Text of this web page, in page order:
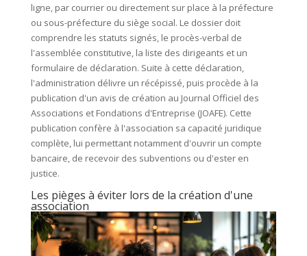
ligne, par courrier ou directement sur place à la préfecture
ou sous-préfecture du siège social. Le dossier doit
comprendre les statuts signés, le procès-verbal de
l'assemblée constitutive, la liste des dirigeants et un
formulaire de déclaration. Suite à cette déclaration,
l'administration délivre un récépissé, puis procède à la
publication d'un avis de création au Journal Officiel des
Associations et Fondations d'Entreprise (JOAFE). Cette
publication confère à l'association sa capacité juridique
complète, lui permettant notamment d'ouvrir un compte
bancaire, de recevoir des subventions ou d'ester en
justice.
Les pièges à éviter lors de la création d'une
association